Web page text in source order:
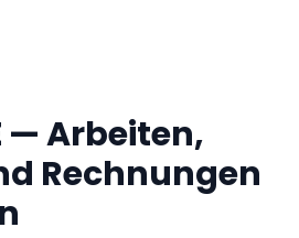
— Arbeiten,
Rechnungen